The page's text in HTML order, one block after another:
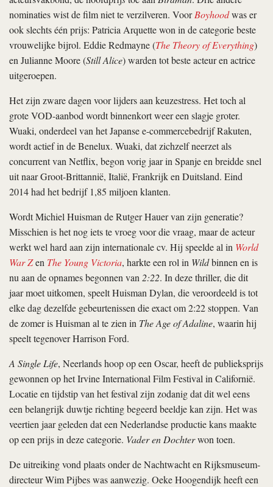
nominaties wist de film niet te verzilveren. VoorBoyhoodwas er
ook slechts één prijs: Patricia Arquette won in de categorie beste
vrouwelijke bijrol. Eddie Redmayne (The Theory of Everything)
en Julianne Moore (Still Alice) warden tot beste acteur en actrice
uitgeroepen.
Het zijn zware dagen voor lijders aan keuzestress. Het toch al
grote VOD-aanbod wordt binnenkort weer een slagje groter.
Wuaki, onderdeel van het Japanse e-commercebedrijf Rakuten,
wordt actief in de Benelux. Wuaki, dat zichzelf neerzet als
concurrent van Netflix, begon vorig jaar in Spanje en breidde snel
uit naar Groot-Brittannië, Italië, Frankrijk en Duitsland. Eind
2014 had het bedrijf 1,85 miljoen klanten.
Wordt Michiel Huisman de Rutger Hauer van zijn generatie?
Misschien is het nog iets te vroeg voor die vraag, maar de acteur
werkt wel hard aan zijn internationale cv. Hij speelde al in World
War Zen The Young Victoria, harkte een rol in Wildbinnen en is
nu aan de opnames begonnen van2:22. In deze thriller, die dit
jaar moet uitkomen, speelt Huisman Dylan, die veroordeeld is tot
elke dag dezelfde gebeurtenissen die exact om 2:22 stoppen. Van
de zomer is Huisman al te zien in The Age of Adaline, waarin hij
speelt tegenover Harrison Ford.
A Single Life, Neerlands hoop op een Oscar, heeft de publieksprijs
gewonnen op het Irvine International Film Festival in Californië.
Locatie en tijdstip van het festival zijn zodanig dat dit wel eens
een belangrijk duwtje richting begeerd beeldje kan zijn. Het was
veertien jaar geleden dat een Nederlandse productie kans maakte
op een prijs in deze categorie. Vader en Dochterwon toen.
De uitreiking vond plaats onder de Nachtwacht en Rijksmuseum-
directeur Wim Pijbes was aanwezig. Oeke Hoogendijk heeft een